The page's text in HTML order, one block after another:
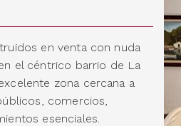
en venta con nuda
el céntrico barrio de La
zona cercana a
comercios,
esenciales.